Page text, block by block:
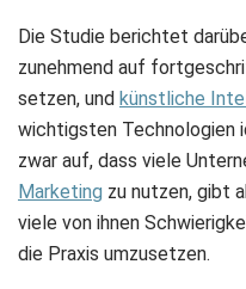
Die Studie berichtet
zunehmend auf
setzen, und künstliche
wichtigsten Technologien
zwar auf, dass viele
Marketing zu nutzen, gibt
viele von ihnen
die Praxis umzusetzen.